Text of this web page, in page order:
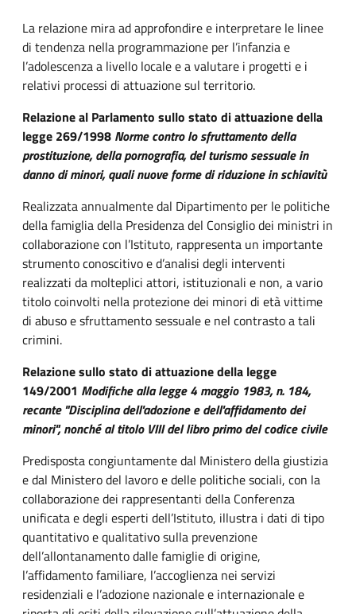
La relazione mira ad approfondire e interpretare le linee
di tendenza nella programmazione per l’infanzia e
l’adolescenza a livello locale e a valutare i progetti e i
relativi processi di attuazione sul territorio.
Relazione al Parlamento sullo stato di attuazione della
legge 269/1998 Norme contro lo sfruttamento della
prostituzione, della pornografia, del turismo sessuale in
danno di minori, quali nuove forme di riduzione in schiavitù
Realizzata annualmente dal Dipartimento per le politiche
della famiglia della Presidenza del Consiglio dei ministri in
collaborazione con l’Istituto, rappresenta un importante
strumento conoscitivo e d’analisi degli interventi
realizzati da molteplici attori, istituzionali e non, a vario
titolo coinvolti nella protezione dei minori di età vittime
di abuso e sfruttamento sessuale e nel contrasto a tali
crimini.
Relazione sullo stato di attuazione della legge
149/2001 Modifiche alla legge 4 maggio 1983, n. 184,
recante "Disciplina dell'adozione e dell'affidamento dei
minori", nonché al titolo VIII del libro primo del codice civile
Predisposta congiuntamente dal Ministero della giustizia
e dal Ministero del lavoro e delle politiche sociali, con la
collaborazione dei rappresentanti della Conferenza
unificata e degli esperti dell’Istituto, illustra i dati di tipo
quantitativo e qualitativo sulla prevenzione
dell’allontanamento dalle famiglie di origine,
l’affidamento familiare, l’accoglienza nei servizi
residenziali e l’adozione nazionale e internazionale e